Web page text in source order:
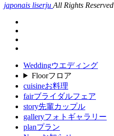
japonais liserju All Rights Reserved
Weddingウエディング
Floorフロア
cuisineお料理
fairブライダルフェア
story先輩カップル
galleryフォトギャラリー
planプラン